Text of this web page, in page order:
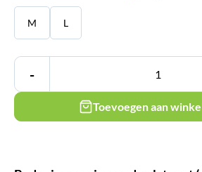
M L
-
Toevoegen aan